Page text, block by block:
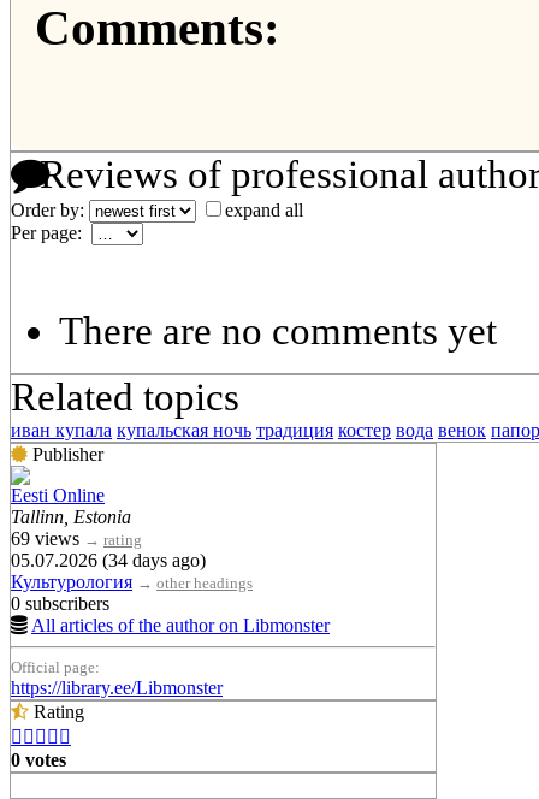
Comments:
Reviews of professional
Order by:
expand all
Per page:
There are no comments yet
Related topics
иван купала купальская ночь традиция костер вода венок
Publisher
Eesti Online
Tallinn, Estonia
69 views → rating
05.07.2026 (34 days ago)
Культурология → other headings
0 subscribers
All articles of the author on Libmonster
Official page:
https://library.ee/Libmonster
Rating
    
0 votes